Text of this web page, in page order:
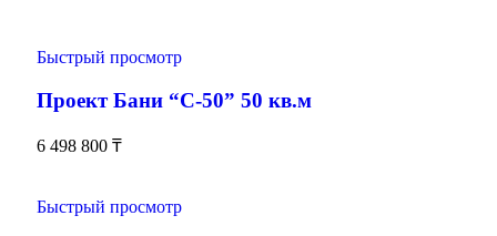
Быстрый просмотр
Проект Бани “С-50” 50 кв.м
6 498 800 ₸
Быстрый просмотр